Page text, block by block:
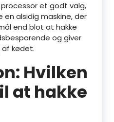
et godt valg,
en alsidig maskine, der
end blot at hakke
og giver
kødet.
Hvilken
at hakke